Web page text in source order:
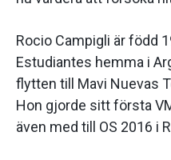
Rocio Campigli är född
Estudiantes hemma i
flytten till Mavi Nuevas
Hon gjorde sitt första
även med till OS 2016 i